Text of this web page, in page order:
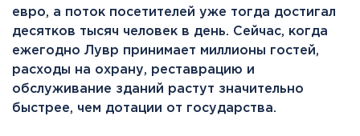
евро, а поток посетителей уже тогда достигал
десятков тысяч человек в день. Сейчас, когда
ежегодно Лувр принимает миллионы гостей,
расходы на охрану, реставрацию и
обслуживание зданий растут значительно
быстрее, чем дотации от государства.